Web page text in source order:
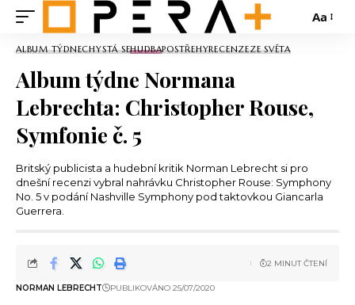
Aa
ALBUM TÝDNECHYSTÁ SEHUDBAPOSTŘEHYRECENZEZE SVĚTA
Album týdne Normana
Lebrechta: Christopher Rouse,
Symfonie č. 5
Britský publicista a hudební kritik Norman Lebrecht si pro
dnešní recenzi vybral nahrávku Christopher Rouse: Symphony
No. 5 v podání Nashville Symphony pod taktovkou Giancarla
Guerrera.
NORMAN LEBRECHT PUBLIKOVÁNO 25/07/2020
2 MINUT ČTENÍ